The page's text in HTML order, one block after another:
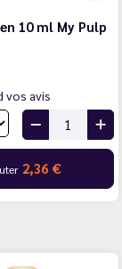
10 ml My Pulp
vos avis
2,36 €